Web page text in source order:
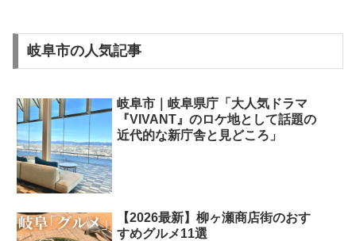
岐阜市の人気記事
岐阜市｜岐阜県庁「大人気ドラマ
『VIVANT』のロケ地として話題の
近代的な新庁舎と見どころ」
【2026最新】柳ヶ瀬商店街のおす
すめグルメ11選